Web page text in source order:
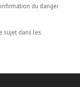
du danger
sujet dans les